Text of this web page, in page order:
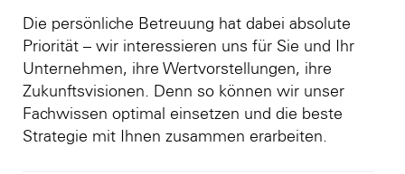
Die persönliche Betreuung hat dabei absolute
Priorität – wir interessieren uns für Sie und Ihr
Unternehmen, ihre Wertvorstellungen, ihre
Zukunftsvisionen. Denn so können wir unser
Fachwissen optimal einsetzen und die beste
Strategie mit Ihnen zusammen erarbeiten.